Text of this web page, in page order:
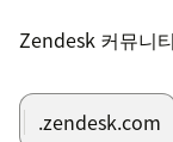
Zendesk 커뮤니
.zendesk.com